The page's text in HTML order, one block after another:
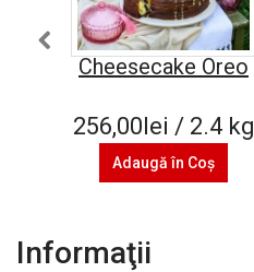
Cheesecake Oreo
256,00lei / 2.4 kg
Adaugă în Coş
Informaţii